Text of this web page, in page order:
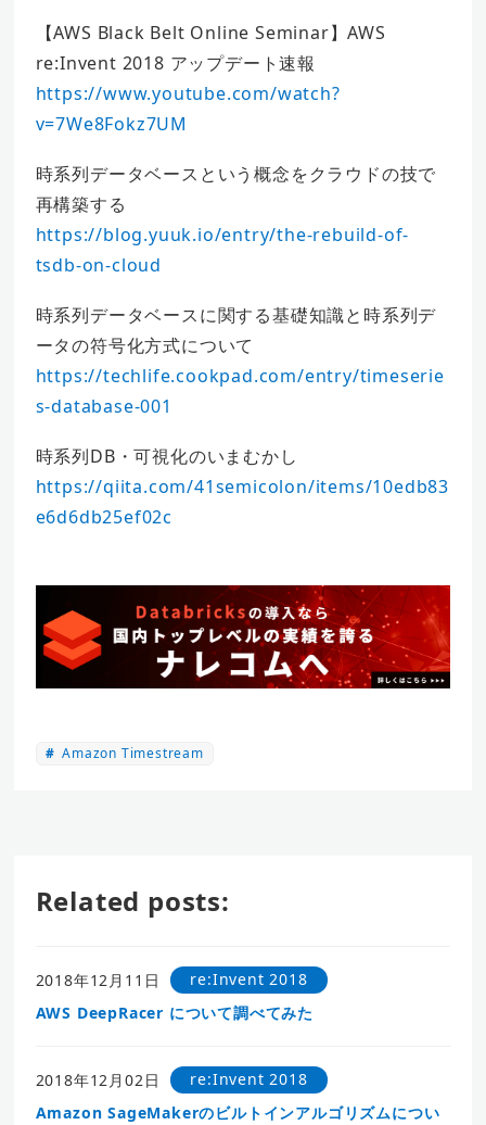
【AWS Black Belt Online Seminar】AWS
re:Invent 2018 アップデート速報
https://www.youtube.com/watch?
v=7We8Fokz7UM
時系列データベースという概念をクラウドの技で
再構築する
https://blog.yuuk.io/entry/the-rebuild-of-
tsdb-on-cloud
時系列データベースに関する基礎知識と時系列デ
ータの符号化方式について
https://techlife.cookpad.com/entry/timeserie
s-database-001
時系列DB・可視化のいまむかし
https://qiita.com/41semicolon/items/10edb83
e6d6db25ef02c
Amazon Timestream
Related posts:
2018年12月11日
re:Invent 2018
AWS DeepRacer について調べてみた
2018年12月02日
re:Invent 2018
Amazon SageMakerのビルトインアルゴリズムについ